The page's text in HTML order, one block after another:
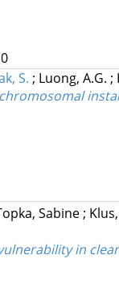
S. ; Luong, A.G. ;
Sabine;
in